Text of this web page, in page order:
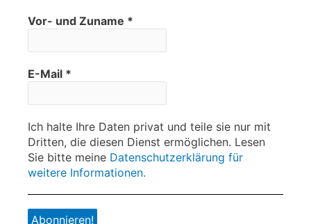
Vor- und Zuname *
E-Mail *
Ich halte Ihre Daten privat und teile sie nur mit
Dritten, die diesen Dienst ermöglichen. Lesen
Sie bitte meine Datenschutzerklärung für
weitere Informationen.